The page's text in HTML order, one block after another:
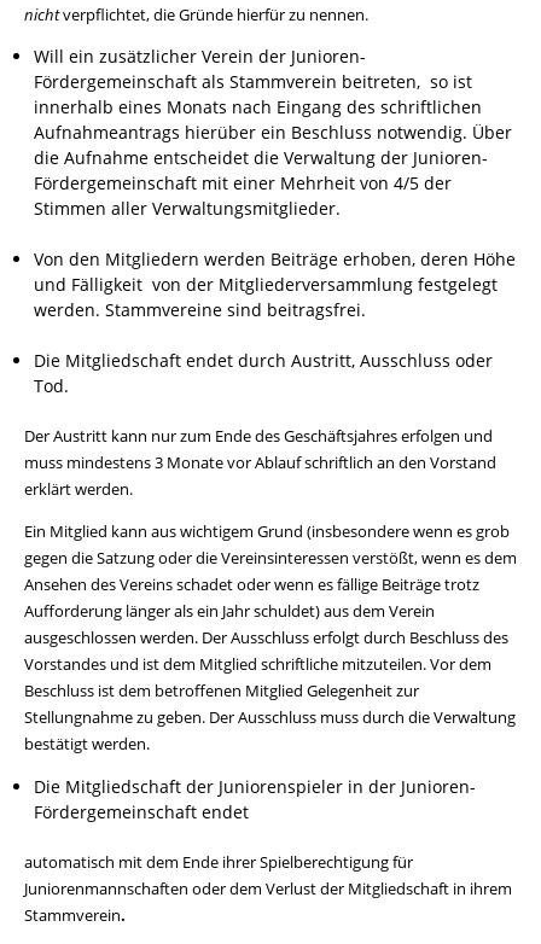
nichtverpflichtet, die Gründe hierfür zu nennen.
Will ein zusätzlicher Verein der Junioren-
Fördergemeinschaft als Stammverein beitreten, so ist
innerhalb eines Monats nach Eingang des schriftlichen
Aufnahmeantrags hierüber ein Beschluss notwendig. Über
die Aufnahme entscheidet die Verwaltung der Junioren-
Fördergemeinschaft mit einer Mehrheit von 4/5 der
Stimmen aller Verwaltungsmitglieder.
Von den Mitgliedern werden Beiträge erhoben, deren Höhe
und Fälligkeit von der Mitgliederversammlung festgelegt
werden. Stammvereine sind beitragsfrei.
Die Mitgliedschaft endet durch Austritt, Ausschluss oder
Tod.
Der Austritt kann nur zum Ende des Geschäftsjahres erfolgen und
muss mindestens 3 Monate vor Ablauf schriftlich an den Vorstand
erklärt werden.
Ein Mitglied kann aus wichtigem Grund (insbesondere wenn es grob
gegen die Satzung oder die Vereinsinteressen verstößt, wenn es dem
Ansehen des Vereins schadet oder wenn es fällige Beiträge trotz
Aufforderung länger als ein Jahr schuldet) aus dem Verein
ausgeschlossen werden. Der Ausschluss erfolgt durch Beschluss des
Vorstandes und ist dem Mitglied schriftliche mitzuteilen. Vor dem
Beschluss ist dem betroffenen Mitglied Gelegenheit zur
Stellungnahme zu geben. Der Ausschluss muss durch die Verwaltung
bestätigt werden.
Die Mitgliedschaft der Juniorenspieler in der Junioren-
Fördergemeinschaft endet
automatisch mit dem Ende ihrer Spielberechtigung für
Juniorenmannschaften oder dem Verlust der Mitgliedschaft in ihrem
Stammverein.